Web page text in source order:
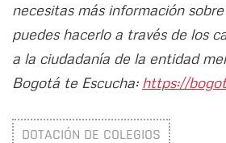
necesitas más información
puedes hacerlo a través de los
a la ciudadanía de la entidad
Bogotá te Escucha: https://
DOTACIÓN DE COLEGIOS